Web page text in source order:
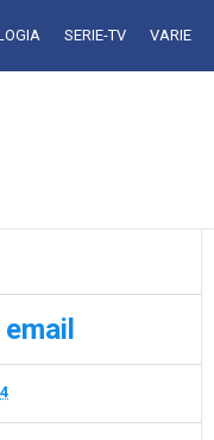
SERIE-TV VARIE